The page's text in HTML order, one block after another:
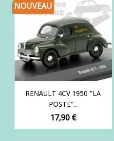
RENAULT 4CV 1950 "LA
POSTE"...
Prix
17,90 €
NOUVEAU